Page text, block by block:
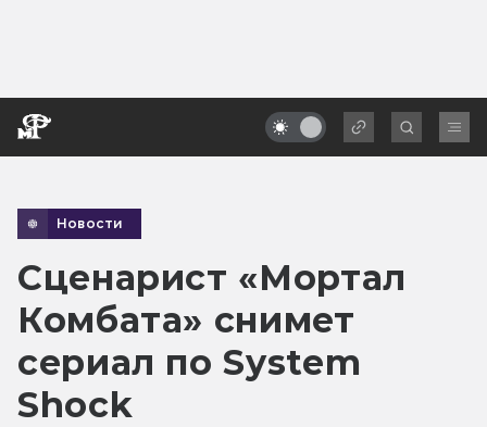
Новости
Сценарист «Мортал
Комбата» снимет
сериал по System
Shock